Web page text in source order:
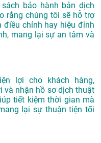
sách bảo hành bản dịch
rằng chúng tôi sẽ hỗ trợ
điều chỉnh hay hiệu đính
mang lại sự an tâm và
lợi cho khách hàng,
và nhận hồ sơ dịch thuật
tiết kiệm thời gian mà
lại sự thuận tiện tối